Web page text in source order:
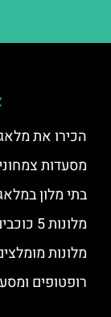
הכירו את
מסעדות
בתי מלון
מלונות 5 כוכבים במלאגה
מלונות
רופטופים